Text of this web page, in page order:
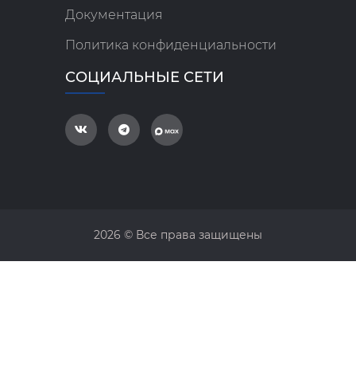
Документация
Политика конфиденциальности
СОЦИАЛЬНЫЕ СЕТИ
2026 © Все права защищены